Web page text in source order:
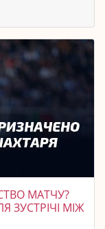
МАТЧУ?
ЗУСТРІЧІ МІЖ